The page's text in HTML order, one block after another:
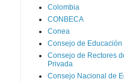
Colombia
CONBECA
Conea
Consejo de Educación
Consejo de Rectores
Privada
Consejo Nacional de